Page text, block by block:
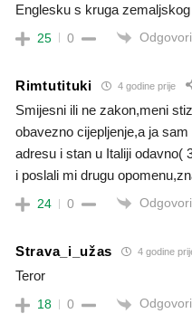
Englesku s kruga zemaljskog
25 0 Odgovori
Rimtutituki 4 godine prije
Smijesni ili ne zakon,meni
obavezno cijepljenje,a ja
adresu i stan u Italiji odavno(
i poslali mi drugu
24 0 Odgovori
Strava_i_užas 4 godine
Teror
18 0 Odgovori